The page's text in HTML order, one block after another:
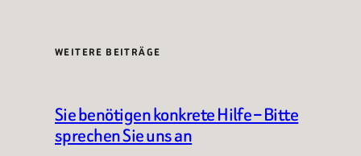
WEITERE BEITRÄGE
Sie benötigen konkrete Hilfe – Bitte
sprechen Sie uns an